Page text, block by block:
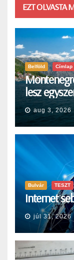
EZT OLVASTA
Belföld Címlap
lesz
aug 3, 2026
Bulvár TESZT
Internet
júl 31, 2026